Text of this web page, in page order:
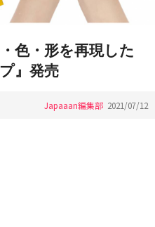
色・形を再現した
』発売
Japaaan編集部 2021/07/12